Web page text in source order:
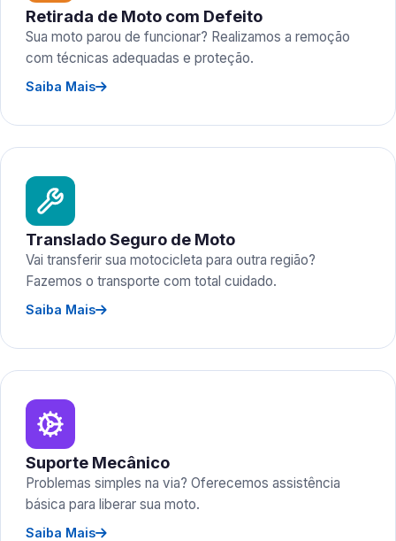
Retirada de Moto com Defeito
Sua moto parou de funcionar? Realizamos a remoção
com técnicas adequadas e proteção.
Saiba Mais
Translado Seguro de Moto
Vai transferir sua motocicleta para outra região?
Fazemos o transporte com total cuidado.
Saiba Mais
Suporte Mecânico
Problemas simples na via? Oferecemos assistência
básica para liberar sua moto.
Saiba Mais